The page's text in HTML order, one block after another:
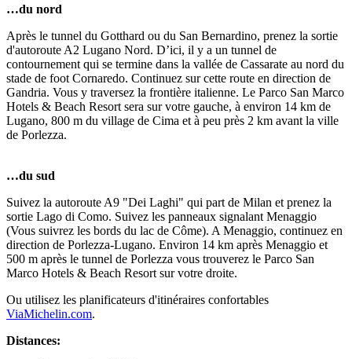
…du nord
Après le tunnel du Gotthard ou du San Bernardino, prenez la sortie
d'autoroute A2 Lugano Nord. D’ici, il y a un tunnel de
contournement qui se termine dans la vallée de Cassarate au nord du
stade de foot Cornaredo. Continuez sur cette route en direction de
Gandria. Vous y traversez la frontière italienne. Le Parco San Marco
Hotels & Beach Resort sera sur votre gauche, à environ 14 km de
Lugano, 800 m du village de Cima et à peu près 2 km avant la ville
de Porlezza.
…du sud
Suivez la autoroute A9 "Dei Laghi" qui part de Milan et prenez la
sortie Lago di Como. Suivez les panneaux signalant Menaggio
(Vous suivrez les bords du lac de Côme). A Menaggio, continuez en
direction de Porlezza-Lugano. Environ 14 km après Menaggio et
500 m après le tunnel de Porlezza vous trouverez le Parco San
Marco Hotels & Beach Resort sur votre droite.
Ou utilisez les planificateurs d'itinéraires confortables
ViaMichelin.com.
Distances: